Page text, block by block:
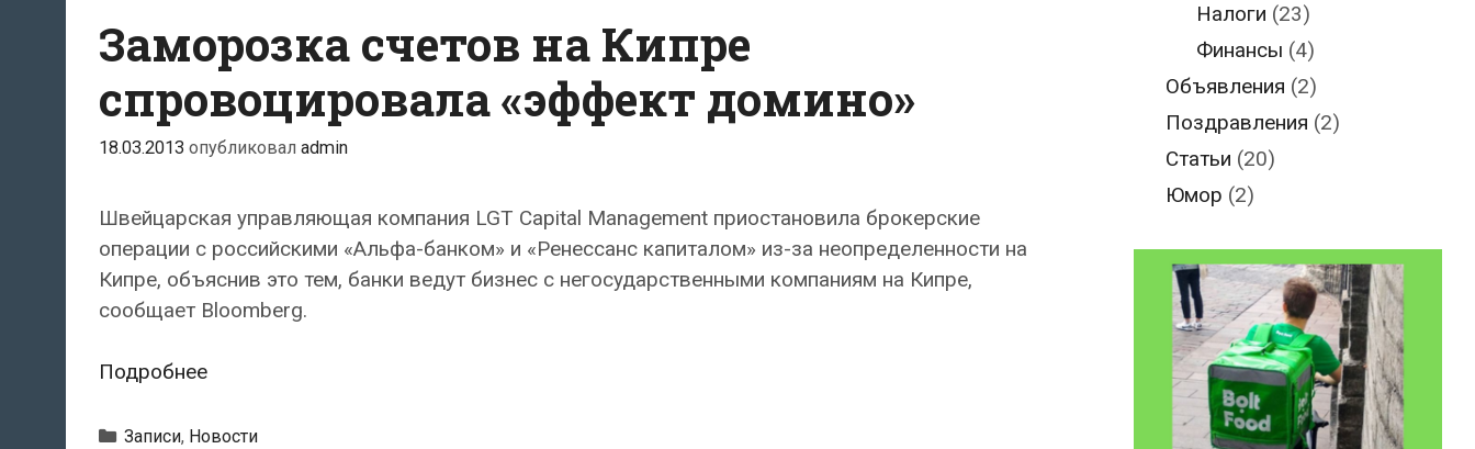
Заморозка счетов на Кипре
спровоцировала «эффект домино»
18.03.2013 опубликовал admin
Швейцарская управляющая компания LGT Capital Management приостановила брокерские
операции с российскими «Альфа-банком» и «Ренессанс капиталом» из-за неопределенности на
Кипре, объяснив это тем, банки ведут бизнес с негосударственными компаниям на Кипре,
сообщает Bloomberg.
ПодробнееЗаморозка
на
Рубрики
Записи, Новости
Налоги (23)
Финансы (4)
Объявления (2)
Поздравления (2)
Статьи (20)
Юмор (2)